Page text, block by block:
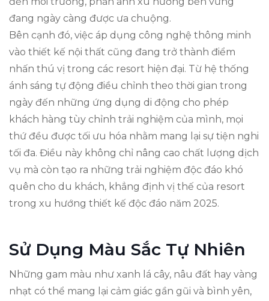
đang ngày càng được ưa chuộng.
Bên cạnh đó, việc áp dụng công nghệ thông minh
vào thiết kế nội thất cũng đang trở thành điểm
nhấn thú vị trong các resort hiện đại. Từ hệ thống
ánh sáng tự động điều chỉnh theo thời gian trong
ngày đến những ứng dụng di động cho phép
khách hàng tùy chỉnh trải nghiệm của mình, mọi
thứ đều được tối ưu hóa nhằm mang lại sự tiện nghi
tối đa. Điều này không chỉ nâng cao chất lượng dịch
vụ mà còn tạo ra những trải nghiệm độc đáo khó
quên cho du khách, khẳng định vị thế của resort
trong xu hướng thiết kế độc đáo năm 2025.
Sử Dụng Màu Sắc Tự Nhiên
Những gam màu như xanh lá cây, nâu đất hay vàng
nhạt có thể mang lại cảm giác gần gũi và bình yên,